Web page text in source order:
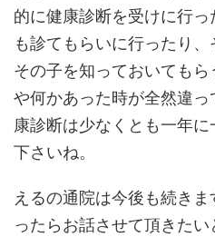
的に健康診断を受けに行
も診てもらいに行ったり
その子を知っておいても
や何かあった時が全然違
康診断は少なくとも一年
下さいね。
えるの通院は今後も続き
ったらお話させて頂きたい